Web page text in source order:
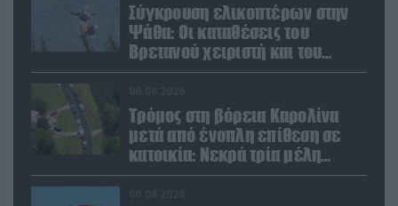
Σύγκρουση ελικοπτέρων στην
Ψάθα: Οι καταθέσεις του
Βρετανού χειριστή και του
Έλληνα πιλότου από το δεύτερο
Τρόμος στη βόρεια Καρολίνα
μετά από ένοπλη επίθεση σε
κατοικία: Νεκρά τρία μέλη
οικογένειας – 4 οι τραυματίες